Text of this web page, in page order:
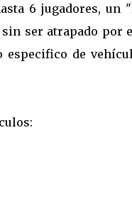
6 jugadores,
ser atrapado por
especifico de